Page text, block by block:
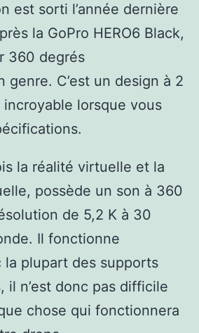
est sorti l’année dernière
la GoPro HERO6 Black,
360 degrés
genre. C’est un design à 2
incroyable lorsque vous
la réalité virtuelle et la
possède un son à 360
de 5,2 K à 30
Il fonctionne
la plupart des supports
il n’est donc pas difficile
chose qui fonctionnera